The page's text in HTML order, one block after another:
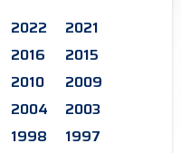
2022
2021
2016
2015
2010
2009
2004
2003
1998 1997